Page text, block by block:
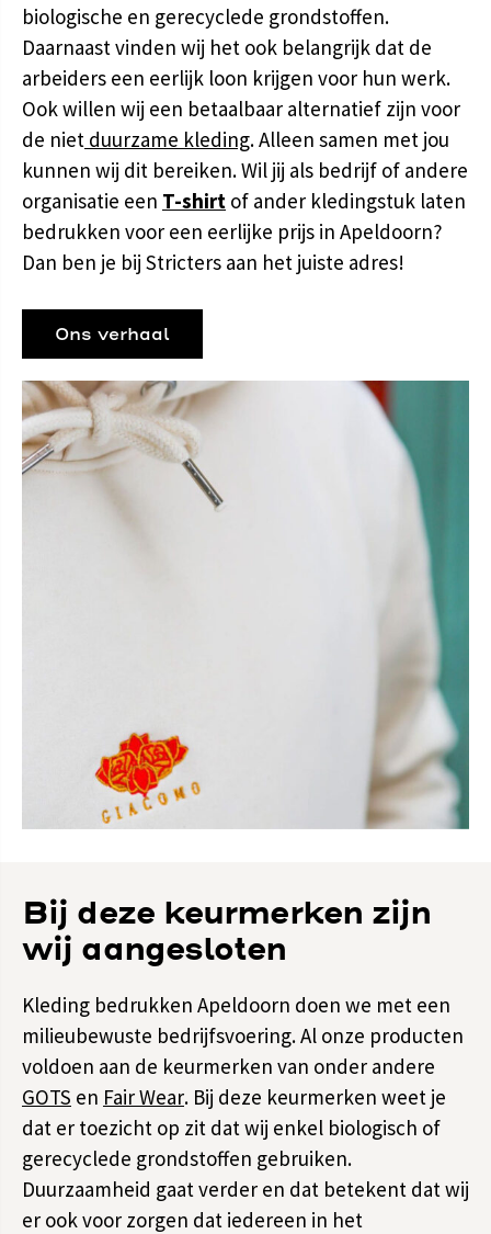
biologische en gerecyclede grondstoffen.
Daarnaast vinden wij het ook belangrijk dat de
arbeiders een eerlijk loon krijgen voor hun werk.
Ook willen wij een betaalbaar alternatief zijn voor
de niet duurzame kleding. Alleen samen met jou
kunnen wij dit bereiken. Wil jij als bedrijf of andere
organisatie een T-shirt of ander kledingstuk laten
bedrukken voor een eerlijke prijs in Apeldoorn?
Dan ben je bij Stricters aan het juiste adres!
Ons verhaal
Bij deze keurmerken zijn
wij aangesloten
Kleding bedrukken Apeldoorn doen we met een
milieubewuste bedrijfsvoering. Al onze producten
voldoen aan de keurmerken van onder andere
GOTS en Fair Wear. Bij deze keurmerken weet je
dat er toezicht op zit dat wij enkel biologisch of
gerecyclede grondstoffen gebruiken.
Duurzaamheid gaat verder en dat betekent dat wij
er ook voor zorgen dat iedereen in het